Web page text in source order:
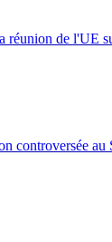
réunion de l'UE
controversée au